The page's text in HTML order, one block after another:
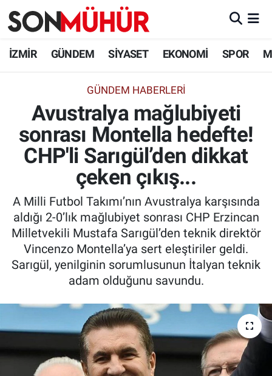
İZMİR GÜNDEM SİYASET EKONOMİ SPOR
GÜNDEM HABERLERI
Avustralya mağlubiyeti
sonrası Montella hedefte!
CHP'li Sarıgül’den dikkat
çeken çıkış...
A Milli Futbol Takımı’nın Avustralya karşısında
aldığı 2-0’lık mağlubiyet sonrası CHP Erzincan
Milletvekili Mustafa Sarıgül’den teknik direktör
Vincenzo Montella’ya sert eleştiriler geldi.
Sarıgül, yenilginin sorumlusunun İtalyan teknik
adam olduğunu savundu.
İzmir Nöbetçi Eczaneler
İzmir Namaz Vakitleri
İzmir Trafik Yoğunluk Haritası
Süper Lig Puan Durumu ve Fikstür
Tüm Manşetler
Son Dakika Haberleri
Haber Arşivi